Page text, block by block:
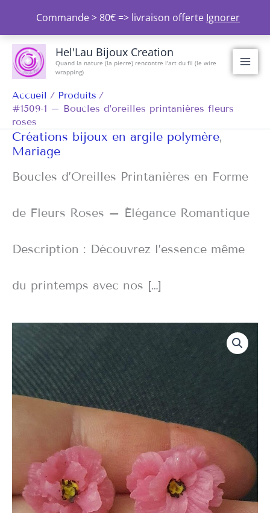
Commande > 80€ => livraison offerte Ignorer
contenu
Hel'Lau Bijoux Creation
Quand la nature (la pierre) rencontre l'art du fil (le wire
wrapping)
Accueil
Produits
#1509-1 – Boucles d’oreilles printanières fleurs
roses
Créations bijoux en argile polymère,
Mariage
Boucles d’Oreilles Printanières en Forme
de Fleurs Roses – Élégance Romantique
Description : Découvrez l’essence même
du printemps avec nos […]